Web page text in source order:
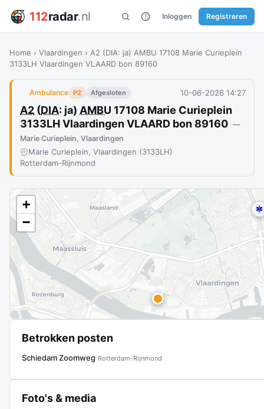
112radar.nl Inloggen Registreren
Home › Vlaardingen › A2 (DIA: ja) AMBU 17108 Marie Curieplein
3133LH Vlaardingen VLAARD bon 89160
Ambulance P2 Afgesloten 10-06-2026 14:27
A2 (DIA: ja) AMBU 17108 Marie Curieplein
3133LH Vlaardingen VLAARD bon 89160 —
Marie Curieplein, Vlaardingen
Marie Curieplein, Vlaardingen (3133LH)
Rotterdam-Rijnmond
+
−
Betrokken posten
Schiedam Zoomweg Rotterdam-Rijnmond
Foto's & media